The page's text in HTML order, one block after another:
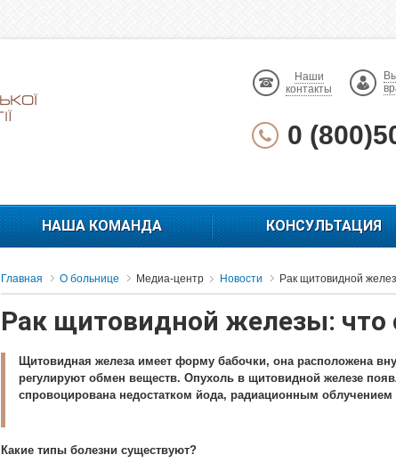
Наши
контакты
0
НАША КОМАНДА КОНСУЛЬТАЦИЯ
Главная О больнице Медиа-центр Новости Рак щитовидной
Рак щитовидной железы: что
Щитовидная железа имеет форму бабочки, она расположена
регулируют обмен веществ. Опухоль в щитовидной железе
спровоцирована недостатком йода, радиационным
Какие типы болезни существуют?